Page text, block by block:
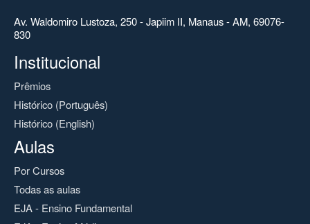
Av. Waldomiro Lustoza, 250 - Japiim II, Manaus - AM, 69076-
830
Institucional
Prêmios
Histórico (Português)
Histórico (English)
Aulas
Por Cursos
Todas as aulas
EJA - Ensino Fundamental